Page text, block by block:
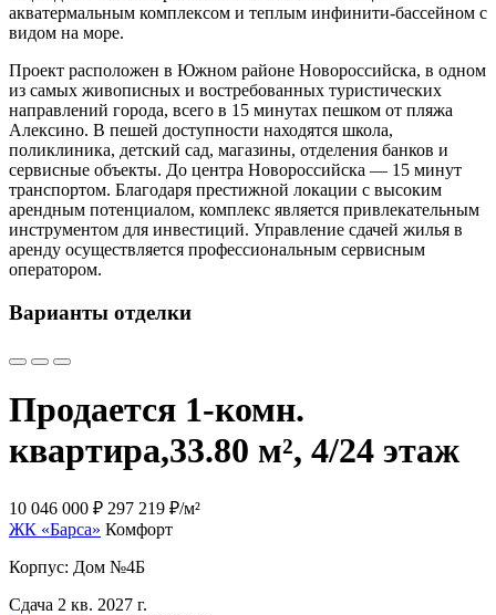
акватермальным комплексом и теплым инфинити-бассейном с
видом на море.
Проект расположен в Южном районе Новороссийска, в одном
из самых живописных и востребованных туристических
направлений города, всего в 15 минутах пешком от пляжа
Алексино. В пешей доступности находятся школа,
поликлиника, детский сад, магазины, отделения банков и
сервисные объекты. До центра Новороссийска — 15 минут
транспортом. Благодаря престижной локации с высоким
арендным потенциалом, комплекс является привлекательным
инструментом для инвестиций. Управление сдачей жилья в
аренду осуществляется профессиональным сервисным
оператором.
Варианты отделки
Продается 1-комн.
квартира,33.80 м², 4/24 этаж
10 046 000 ₽ 297 219 ₽/м²
ЖК «Барса» Комфорт
Корпус: Дом №4Б
Сдача 2 кв. 2027 г.